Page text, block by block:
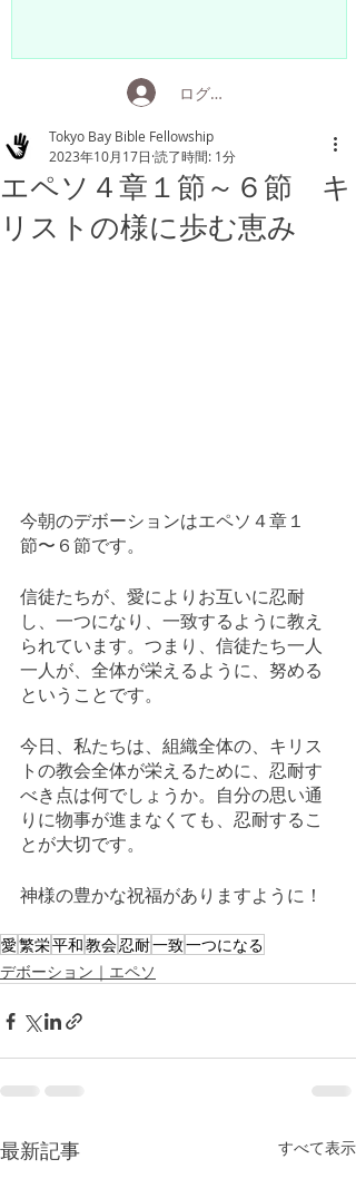
ログイン
エペソ４章１節～６節 キ
リストの様に歩む恵み
Tokyo Bay Bible Fellowship
2023年10月17日 読了時間: 1分
今朝のデボーションはエペソ４章１
節〜６節です。
信徒たちが、愛によりお互いに忍耐
し、一つになり、一致するように教え
られています。つまり、信徒たち一人
一人が、全体が栄えるように、努める
ということです。
今日、私たちは、組織全体の、キリス
トの教会全体が栄えるために、忍耐す
べき点は何でしょうか。自分の思い通
りに物事が進まなくても、忍耐するこ
とが大切です。
神様の豊かな祝福がありますように！
愛繁栄平和教会忍耐一致一つになる
デボーション｜エペソ
最新記事 すべて表示